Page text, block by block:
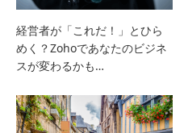
経営者が「これだ！」とひら
めく？Zohoであなたのビジネ
スが変わるかも…